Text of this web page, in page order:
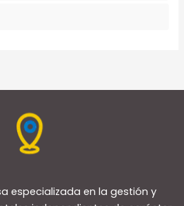
especializada en la gestión y